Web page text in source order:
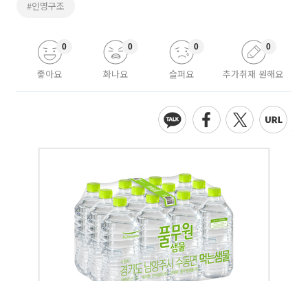
#인명구조
좋아요
0
화나요
0
슬퍼요
0
추가취재 원해요
0